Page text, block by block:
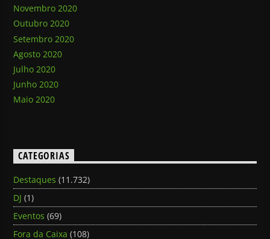
Novembro 2020
Outubro 2020
Setembro 2020
Agosto 2020
Julho 2020
Junho 2020
Maio 2020
CATEGORIAS
Destaques (11.732)
DJ (1)
Eventos (69)
Fora da Caixa (108)